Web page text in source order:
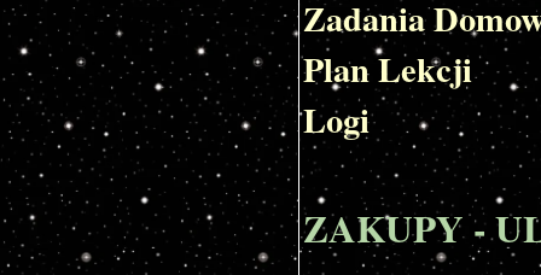
Zadania
Plan Lekcji
Logi
ZAKUPY -